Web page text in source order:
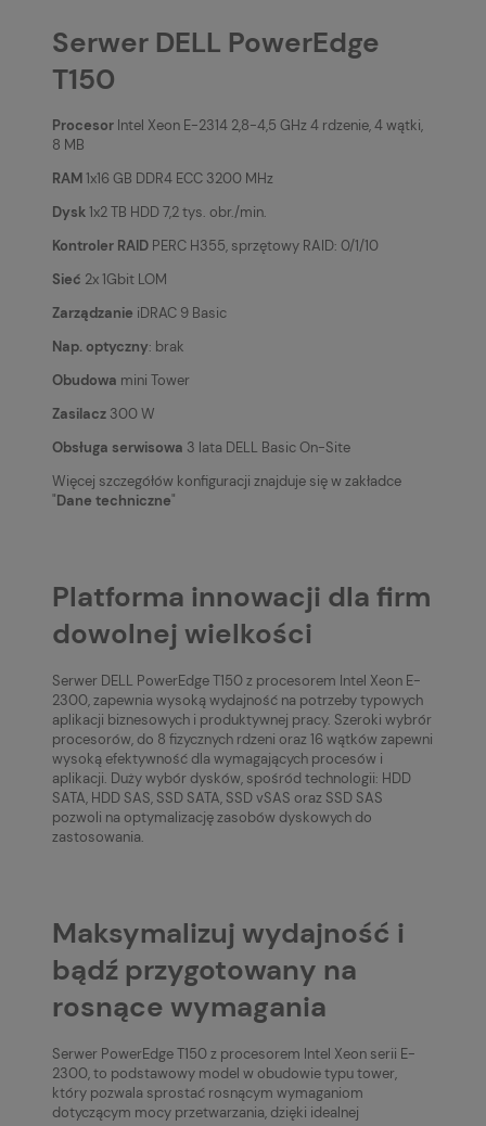
Serwer DELL PowerEdge
T150
Procesor Intel Xeon E-2314 2,8-4,5 GHz 4 rdzenie, 4 wątki,
8 MB
RAM1x16 GB DDR4 ECC 3200 MHz
Dysk1x2 TB HDD 7,2 tys. obr./min.
Kontroler RAID PERC H355, sprzętowy RAID: 0/1/10
Sieć 2x 1Gbit LOM
Zarządzanie iDRAC 9 Basic
Nap. optyczny: brak
Obudowa mini Tower
Zasilacz 300 W
Obsługa serwisowa 3 lata DELL Basic On-Site
Więcej szczegółów konfiguracji znajduje się w zakładce
"Dane techniczne"
Platforma innowacji dla firm
dowolnej wielkości
Serwer DELL PowerEdge T150 z procesorem Intel Xeon E-
2300, zapewnia wysoką wydajność na potrzeby typowych
aplikacji biznesowych i produktywnej pracy. Szeroki wybrór
procesorów, do 8 fizycznych rdzeni oraz 16 wątków zapewni
wysoką efektywność dla wymagających procesów i
aplikacji. Duży wybór dysków, spośród technologii: HDD
SATA, HDD SAS, SSD SATA, SSD vSAS oraz SSD SAS
pozwoli na optymalizację zasobów dyskowych do
zastosowania.
Maksymalizuj wydajność i
bądź przygotowany na
rosnące wymagania
Serwer PowerEdge T150 z procesorem Intel Xeon serii E-
2300, to podstawowy model w obudowie typu tower,
który pozwala sprostać rosnącym wymaganiom
dotyczącym mocy przetwarzania, dzięki idealnej